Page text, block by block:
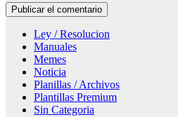
Ley / Resolucion
Manuales
Memes
Noticia
Planillas / Archivos
Plantillas Premium
Sin Categoria